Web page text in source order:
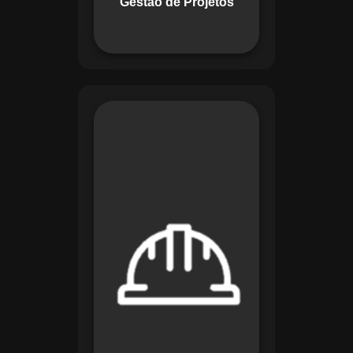
com eficiência.
Maestro organiza
registros de exames
e treinamentos,
automatiza alertas e
disponibiliza